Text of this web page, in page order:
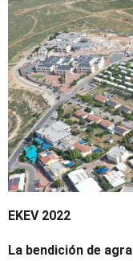
EKEV 2022
La bendición de